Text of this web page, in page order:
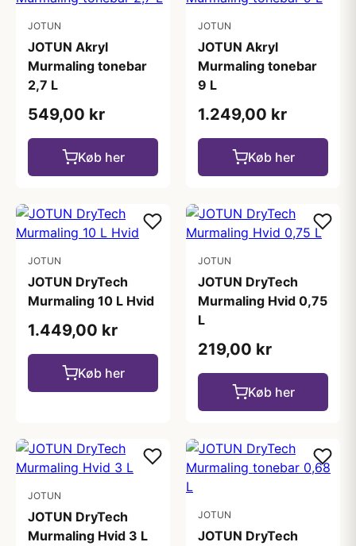
JOTUN
JOTUN Akryl
Murmaling tonebar
2,7 L
549,00 kr
Køb her
JOTUN
JOTUN Akryl
Murmaling tonebar
9 L
1.249,00 kr
Køb her
JOTUN
JOTUN DryTech
Murmaling 10 L Hvid
1.449,00 kr
Køb her
JOTUN
JOTUN DryTech
Murmaling Hvid 0,75
L
219,00 kr
Køb her
JOTUN
JOTUN DryTech
Murmaling Hvid 3 L
JOTUN
JOTUN DryTech